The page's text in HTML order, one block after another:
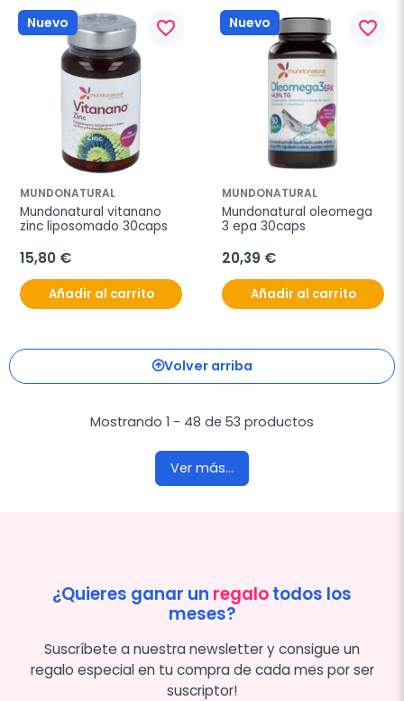
Nuevo favorite_border
MUNDONATURAL
Mundonatural vitanano
zinc liposomado 30caps
15,80 €
Añadir al carrito
Nuevo favorite_border
MUNDONATURAL
Mundonatural oleomega
3 epa 30caps
20,39 €
Añadir al carrito
Volver arriba
Mostrando 1 - 48 de 53 productos
Ver más...
¿Quieres ganar un regalotodos los
meses?
Suscríbete a nuestra newsletter y consigue un
regalo especial en tu compra de cada mes por ser
suscriptor!